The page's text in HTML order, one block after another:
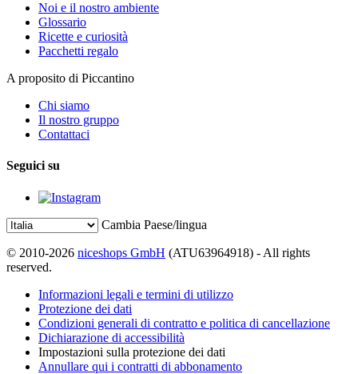
Noi e il nostro ambiente
Glossario
Ricette e curiosità
Pacchetti regalo
A proposito di Piccantino
Chi siamo
Il nostro gruppo
Contattaci
Seguici su
Cambia Paese/lingua
© 2010-2026 niceshops GmbH (ATU63964918) - All rights
reserved.
Informazioni legali e termini di utilizzo
Protezione dei dati
Condizioni generali di contratto e politica di cancellazione
Dichiarazione di accessibilità
Impostazioni sulla protezione dei dati
Annullare qui i contratti di abbonamento